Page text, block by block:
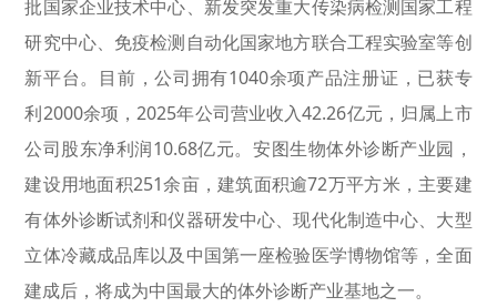
批国家企业技术中心、新发突发重大传染病检测国家工程
研究中心、免疫检测自动化国家地方联合工程实验室等创
新平台。目前，公司拥有1040余项产品注册证，已获专
利2000余项，2025年公司营业收入42.26亿元，归属上市
公司股东净利润10.68亿元。安图生物体外诊断产业园，
建设用地面积251余亩，建筑面积逾72万平方米，主要建
有体外诊断试剂和仪器研发中心、现代化制造中心、大型
立体冷藏成品库以及中国第一座检验医学博物馆等，全面
建成后，将成为中国最大的体外诊断产业基地之一。